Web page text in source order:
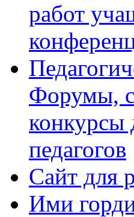
работ
Форумы,
конкурсы
педагогов
Сайт для
Ими